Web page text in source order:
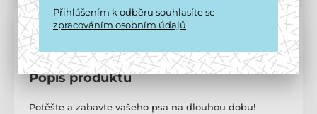
Popis a parametry
Popis produktu
Potěšte a zabavte vašeho psa na dlouhou dobu!
Přihlášením k odběru souhlasíte se
zpracováním osobním údajů